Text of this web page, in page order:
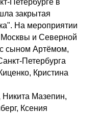
Петербурге в
закрытая
На мероприятии
Москвы и Северной
сыном Артёмом,
Петербурга
Кристина
Никита Мазепин,
Ксения